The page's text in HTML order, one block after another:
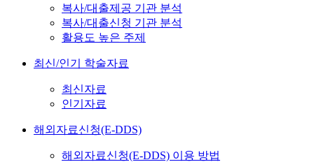
복사/대출제공 기관 분석
복사/대출신청 기관 분석
활용도 높은 주제
최신/인기 학술자료
최신자료
인기자료
해외자료신청(E-DDS)
해외자료신청(E-DDS) 이용 방법